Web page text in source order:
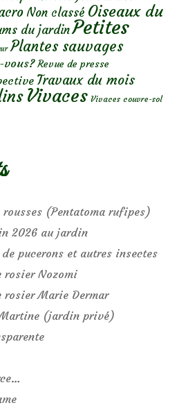
Non classé Oiseaux du
du jardinPetites
Plantes sauvages
vous? Revue de presse
Travaux du mois
Vivaces Vivaces couvre-sol
(Pentatoma rufipes)
2026 au jardin
pucerons et autres insectes
rosier Nozomi
rosier Marie Dermar
(jardin privé)